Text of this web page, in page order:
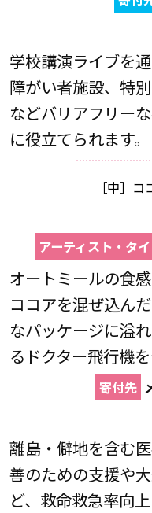
学校講演ライブを
障がい者施設、特
などバリアフリー
に役立てられます。
［中］
アーティスト・タ
オートミールの食
ココアを混ぜ込ん
なパッケージに溢
るドクター飛行機を
寄付先
離島・僻地を含む
善のための支援や
ど、救命救急率向